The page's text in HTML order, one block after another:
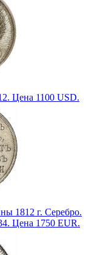
Цена 1100 USD.
1812 г. Серебро.
Цена 1750 EUR.